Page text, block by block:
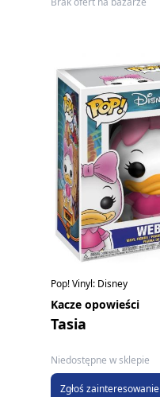
Pop! Vinyl: Disney
Kacze opowieści
Tasia
Niedostępne w sklepie
Zgłoś zainteresowanie